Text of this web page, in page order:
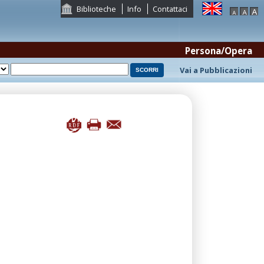
Biblioteche Info Contattaci
Persona/Opera
Vai a Pubblicazioni